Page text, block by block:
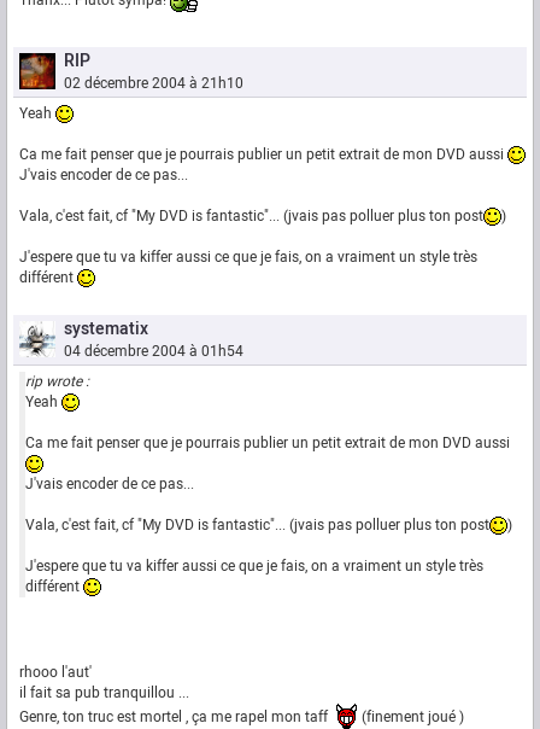
RIP
02 décembre 2004 à 21h10
Yeah
Ca me fait penser que je pourrais publier un petit extrait de mon DVD aussi
J'vais encoder de ce pas...
Vala, c'est fait, cf "My DVD is fantastic"... (jvais pas polluer plus ton post
)
J'espere que tu va kiffer aussi ce que je fais, on a vraiment un style très
différent
systematix
04 décembre 2004 à 01h54
rip wrote :
Yeah
Ca me fait penser que je pourrais publier un petit extrait de mon DVD aussi
J'vais encoder de ce pas...
Vala, c'est fait, cf "My DVD is fantastic"... (jvais pas polluer plus ton post
)
J'espere que tu va kiffer aussi ce que je fais, on a vraiment un style très
différent
rhooo l'aut'
il fait sa pub tranquillou ...
Genre, ton truc est mortel , ça me rapel mon taff
(finement joué )